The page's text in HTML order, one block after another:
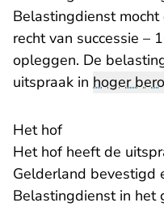
Belastingdienst
recht van successie –
opleggen. De
uitspraak in hoger
Het hof
Het hof heeft de
Gelderland bevestigd
Belastingdienst in het